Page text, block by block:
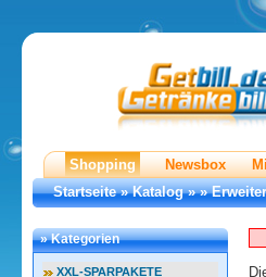
Shopping Newsbox
Startseite»Katalog»»
» Kategorien
XXL-SPARPAKETE